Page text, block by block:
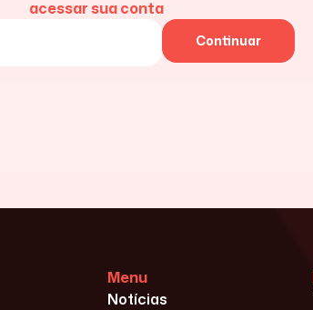
acessar sua conta
Continuar
Menu
Notícias